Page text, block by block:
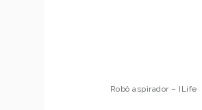
Robô aspirador – ILife